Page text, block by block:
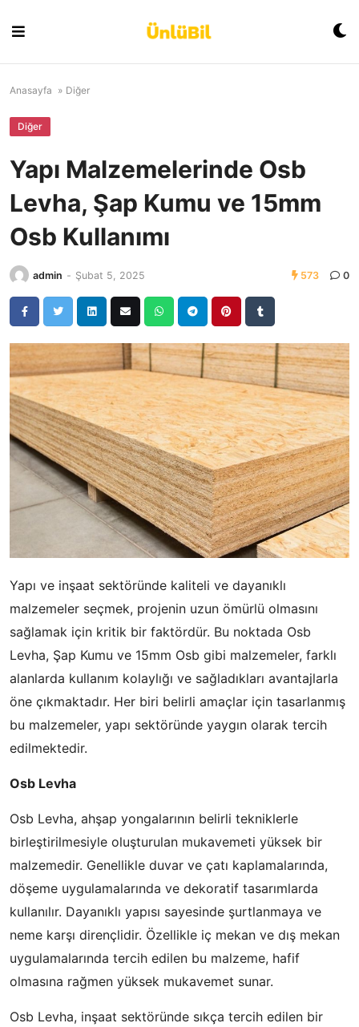
content
Anasayfa » Diğer
Diğer
Yapı Malzemelerinde Osb
Levha, Şap Kumu ve 15mm
Osb Kullanımı
admin - Şubat 5, 2025 573 0
Yapı ve inşaat sektöründe kaliteli ve dayanıklı
malzemeler seçmek, projenin uzun ömürlü olmasını
sağlamak için kritik bir faktördür. Bu noktada Osb
Levha, Şap Kumu ve 15mm Osb gibi malzemeler, farklı
alanlarda kullanım kolaylığı ve sağladıkları avantajlarla
öne çıkmaktadır. Her biri belirli amaçlar için tasarlanmış
bu malzemeler, yapı sektöründe yaygın olarak tercih
edilmektedir.
Osb Levha
Osb Levha, ahşap yongalarının belirli tekniklerle
birleştirilmesiyle oluşturulan mukavemeti yüksek bir
malzemedir. Genellikle duvar ve çatı kaplamalarında,
döşeme uygulamalarında ve dekoratif tasarımlarda
kullanılır. Dayanıklı yapısı sayesinde şurtlanmaya ve
neme karşı dirençlidir. Özellikle iç mekan ve dış mekan
uygulamalarında tercih edilen bu malzeme, hafif
olmasına rağmen yüksek mukavemet sunar.
Osb Levha, inşaat sektöründe sıkça tercih edilen bir